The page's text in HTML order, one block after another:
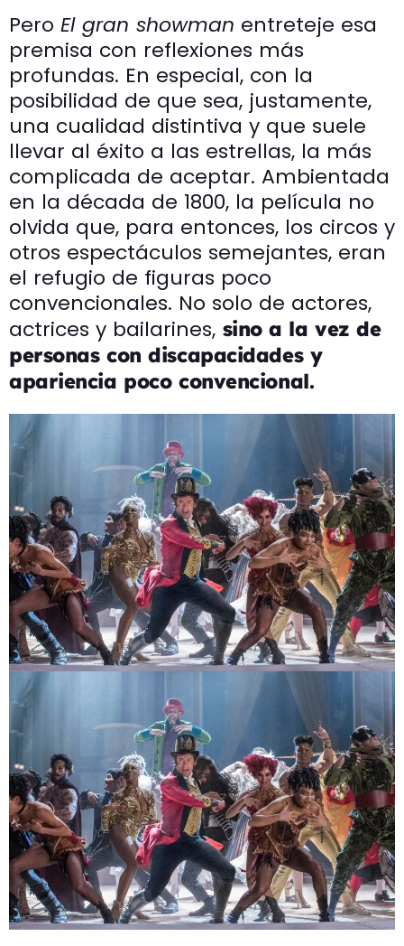
Pero El gran showman entreteje esa
premisa con reflexiones más
profundas. En especial, con la
posibilidad de que sea, justamente,
una cualidad distintiva y que suele
llevar al éxito a las estrellas, la más
complicada de aceptar. Ambientada
en la década de 1800, la película no
olvida que, para entonces, los circos y
otros espectáculos semejantes, eran
el refugio de figuras poco
convencionales. No solo de actores,
actrices y bailarines, sino a la vez de
personas con discapacidades y
apariencia poco convencional.